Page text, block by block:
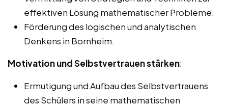
effektiven Lösung mathematischer Probleme.
Förderung des logischen und analytischen
Denkens in Bornheim.
Motivation und Selbstvertrauen stärken:
Ermutigung und Aufbau des Selbstvertrauens
des Schülers in seine mathematischen